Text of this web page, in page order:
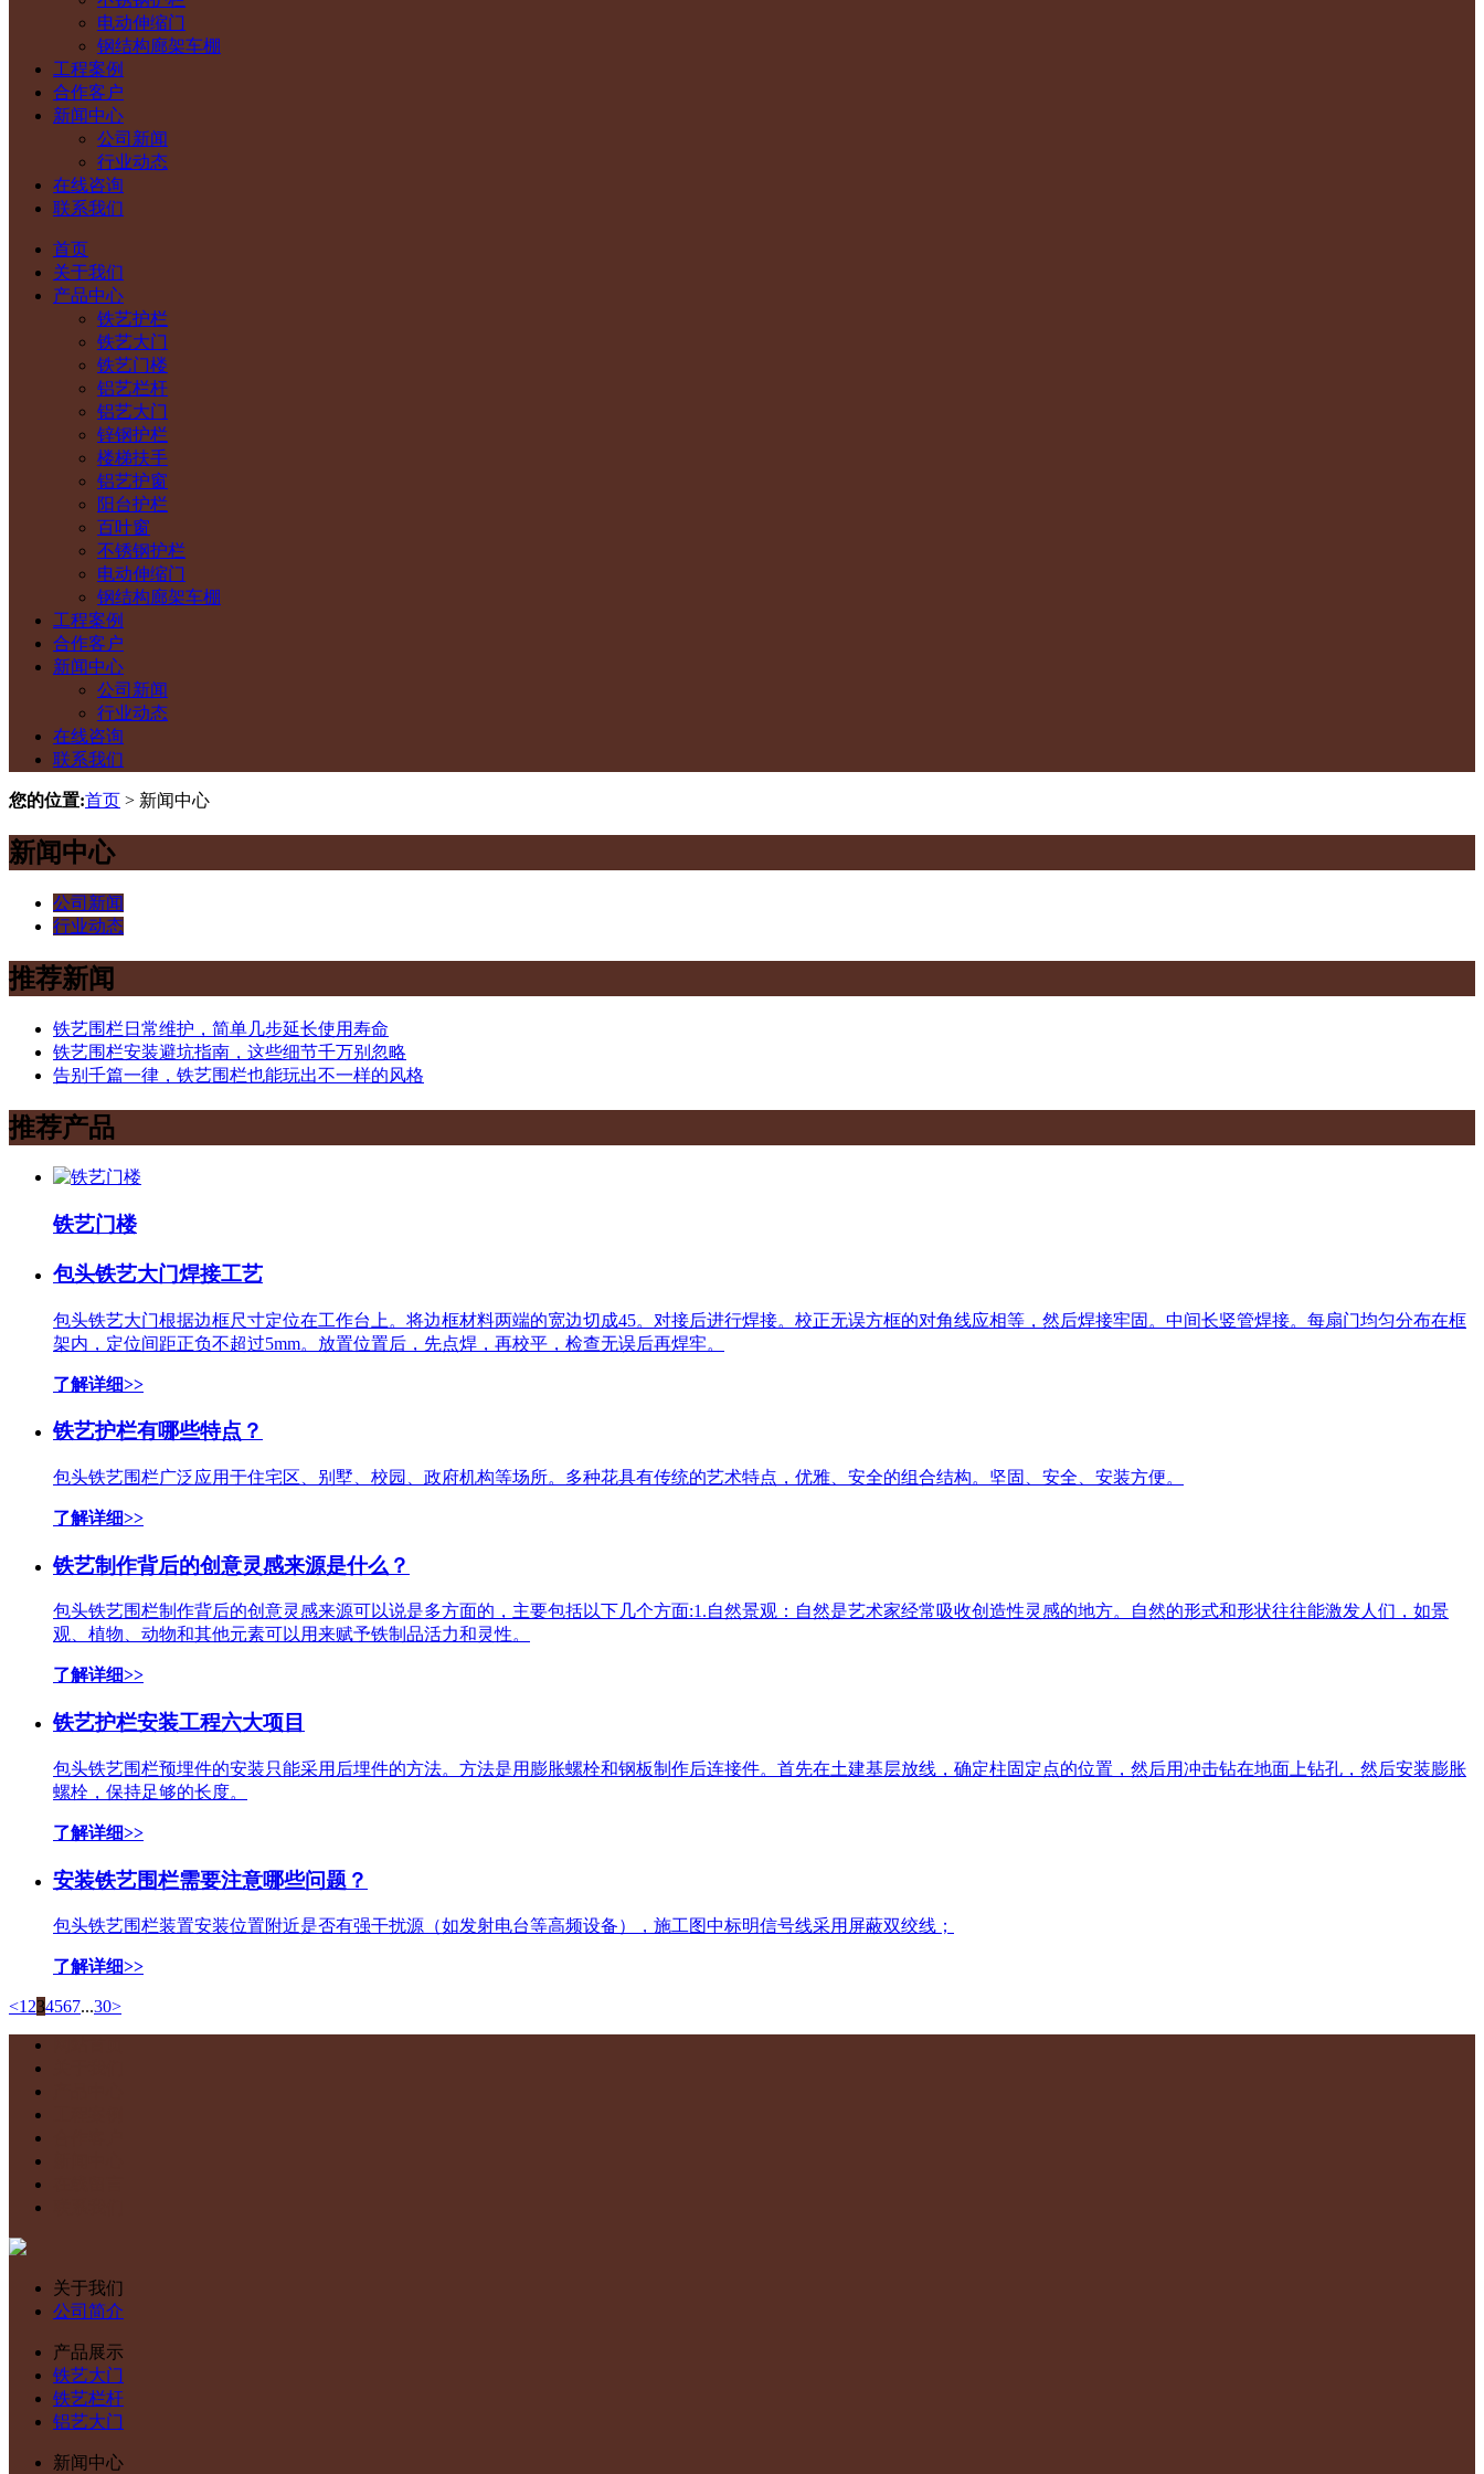
电动伸缩门
钢结构廊架车棚
工程案例
合作客户
新闻中心
公司新闻
行业动态
在线咨询
联系我们
首页
关于我们
产品中心
铁艺护栏
铁艺大门
铁艺门楼
铝艺栏杆
铝艺大门
锌钢护栏
楼梯扶手
铝艺护窗
阳台护栏
百叶窗
不锈钢护栏
电动伸缩门
钢结构廊架车棚
工程案例
合作客户
新闻中心
公司新闻
行业动态
在线咨询
联系我们
您的位置:首页 > 新闻中心
新闻中心
公司新闻
行业动态
推荐新闻
铁艺围栏日常维护，简单几步延长使用寿命
铁艺围栏安装避坑指南，这些细节千万别忽略
告别千篇一律，铁艺围栏也能玩出不一样的风格
推荐产品
铁艺门楼
包头铁艺大门焊接工艺
包头铁艺大门​根据边框尺寸定位在工作台上。将边框材料两端的宽边切成45。对接后进行焊接。校正无误方框的对角线应相等，然后焊接牢固。中间长竖管焊接。每扇门均匀分布在框
架内，定位间距正负不超过5mm。放置位置后，先点焊，再校平，检查无误后再焊牢。
了解详细>>
铁艺护栏有哪些特点？
包头铁艺围栏广泛应用于住宅区、别墅、校园、政府机构等场所。多种花具有传统的艺术特点，优雅、安全的组合结构。坚固、安全、安装方便。
了解详细>>
铁艺制作背后的创意灵感来源是什么？
包头铁艺围栏制作背后的创意灵感来源可以说是多方面的，主要包括以下几个方面:1.自然景观：自然是艺术家经常吸收创造性灵感的地方。自然的形式和形状往往能激发人们，如景
观、植物、动物和其他元素可以用来赋予铁制品活力和灵性。 ​
了解详细>>
铁艺护栏安装工程六大项目
包头铁艺围栏预埋件的安装只能采用后埋件的方法。方法是用膨胀螺栓和钢板制作后连接件。首先在土建基层放线，确定柱固定点的位置，然后用冲击钻在地面上钻孔，然后安装膨胀
螺栓，保持足够的长度。
了解详细>>
安装铁艺围栏需要注意哪些问题？
包头铁艺围栏装置安装位置附近是否有强干扰源（如发射电台等高频设备），施工图中标明信号线采用屏蔽双绞线；
了解详细>>
<1 234567...30>
关于我们
公司简介
产品展示
铁艺大门
铁艺栏杆
铝艺大门
新闻中心